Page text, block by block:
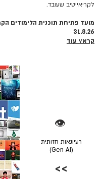
לקריאייטיב שעובד.
מועד פתיחת תוכנית הלימודים
31.8.26
קרא/י עוד
👁️
רעיונאות חזותית
(Gen AI)
>>